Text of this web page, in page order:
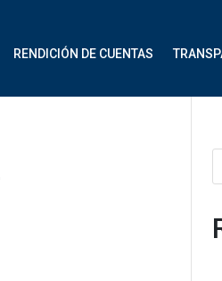
RENDICIÓN DE CUENTAS